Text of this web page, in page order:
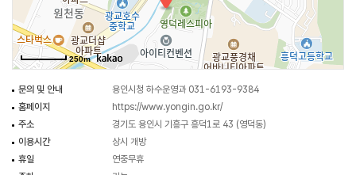
250m
문의 및 안내
용인시청 하수운영과 031-6193-9384
홈페이지
https://www.yongin.go.kr/
주소
경기도 용인시 기흥구 흥덕1로 43 (영덕동)
이용시간
상시 개방
휴일
연중무휴